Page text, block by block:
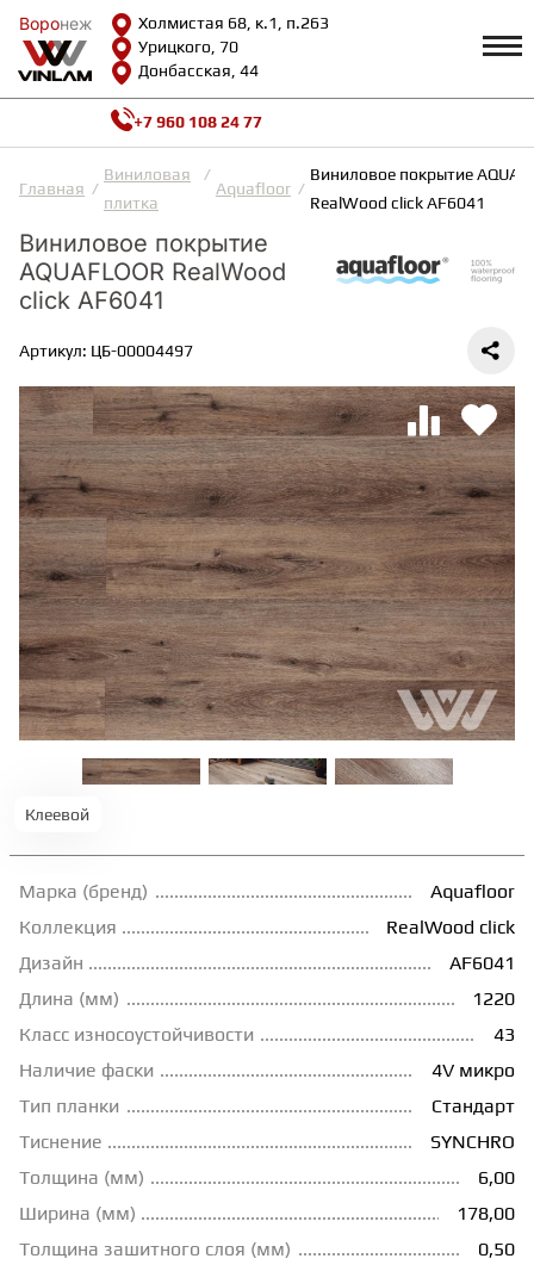
Воронеж
Холмистая 68, к.1, п.263
Урицкого, 70
Донбасская, 44
Воронеж
КАТАЛОГ Профиль
Возврат и гарантии
Сотрудничество
Вопросы и ответы
Полезная информация
Как выбрать
Калькулятор
О нас
Контакты
ВИНИЛОВАЯ ПЛИТКА
ИНЖЕНЕРНАЯ ДОСКА
ПАРКЕТНАЯ ДОСКА
ТЕРРАСНАЯ ДОСКА
КОВРОВАЯ ПЛИТКА
МОДУЛЬНЫЕ ПВХ
НАЛИВНОЙ ПОЛ
ГРУНТОВКИ
ТЕПЛЫЙ ПОЛ
+7 960 108 24 77
Главная
Виниловая
плитка
Aquafloor
Виниловое покрытие
RealWood click AF6041
Виниловое покрытие
AQUAFLOOR RealWood
click AF6041
Артикул: ЦБ-00004497
Клеевой
Марка (бренд)
Aquafloor
Коллекция
RealWood click
Дизайн
AF6041
Длина (мм)
1220
Класс износоустойчивости
43
Наличие фаски
4V микро
Тип планки
Стандарт
Тиснение
SYNCHRO
Толщина (мм)
6,00
Ширина (мм)
178,00
Толщина зашитного слоя (мм)
0,50